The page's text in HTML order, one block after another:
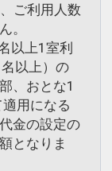
ご利用人数
。
以上1室利
以上）の
、おとな1
用になる
金の設定の
となりま